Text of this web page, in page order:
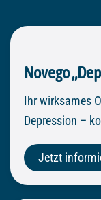
Novego
Ihr wirksames
Depression –
Jetzt